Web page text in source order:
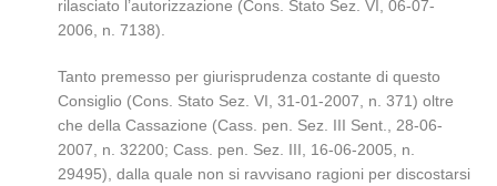
rilasciato l’autorizzazione (Cons. Stato Sez. VI, 06-07-
2006, n. 7138).
Tanto premesso per giurisprudenza costante di questo
Consiglio (Cons. Stato Sez. VI, 31-01-2007, n. 371) oltre
che della Cassazione (Cass. pen. Sez. III Sent., 28-06-
2007, n. 32200; Cass. pen. Sez. III, 16-06-2005, n.
29495), dalla quale non si ravvisano ragioni per discostarsi